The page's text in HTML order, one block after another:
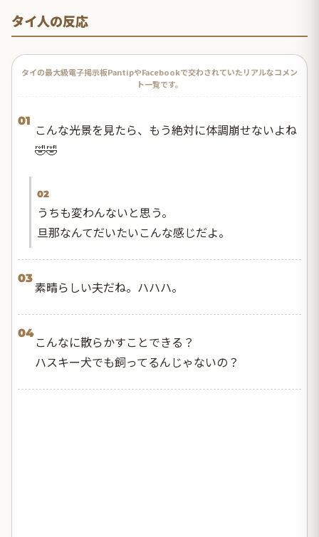
タイ人の反応
タイの最大級電子掲示板PantipやFacebookで交わされていたリアルなコメン
ト一覧です。
01
こんな光景を見たら、もう絶対に体調崩せないよね
🤣🤣
02
うちも変わんないと思う。
旦那なんてだいたいこんな感じだよ。
03
素晴らしい夫だね。ハハハ。
04
こんなに散らかすことできる？
ハスキー犬でも飼ってるんじゃないの？